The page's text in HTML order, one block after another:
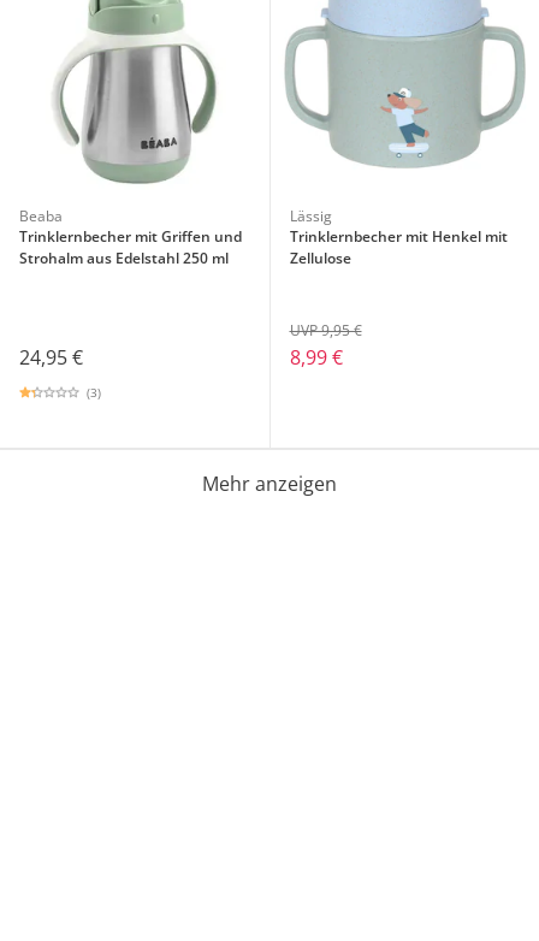
Beaba
Trinklernbecher mit Griffen und
Strohalm aus Edelstahl 250 ml
24,95 €
(3)
Lässig
Trinklernbecher mit Henkel mit
Zellulose
8,99 €
UVP 9,95 €
Mehr anzeigen